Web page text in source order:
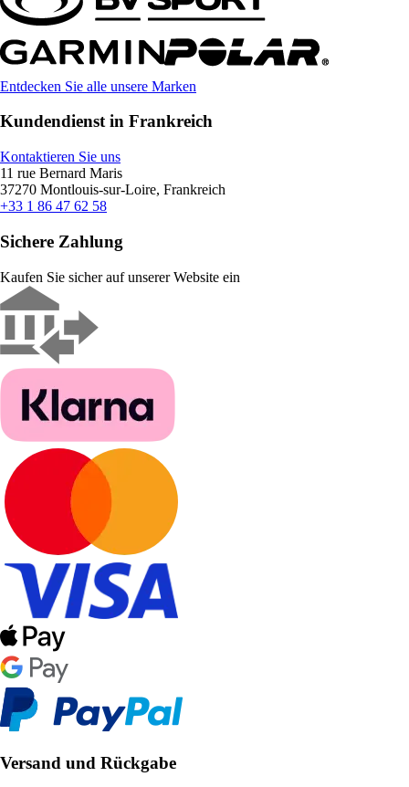
Entdecken Sie alle unsere Marken
Kundendienst in Frankreich
Kontaktieren Sie uns
11 rue Bernard Maris
37270 Montlouis-sur-Loire, Frankreich
+33 1 86 47 62 58
Sichere Zahlung
Kaufen Sie sicher auf unserer Website ein
Versand und Rückgabe